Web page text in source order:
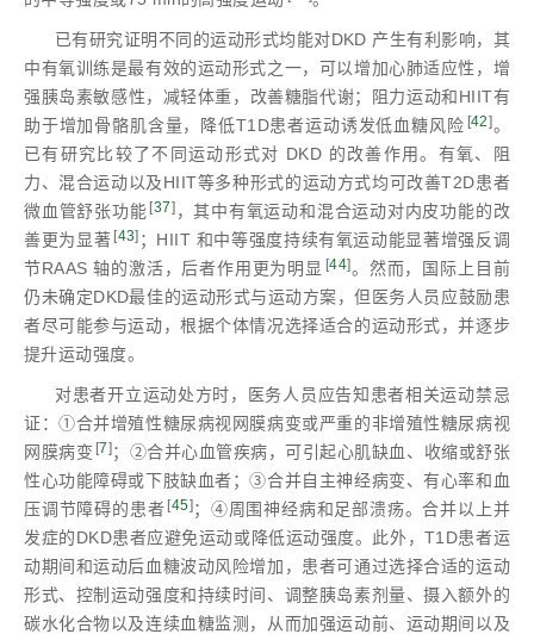
已有研究证明不同的运动形式均能对DKD 产生有利影响，其
中有氧训练是最有效的运动形式之一，可以增加心肺适应性，增
强胰岛素敏感性，减轻体重，改善糖脂代谢；阻力运动和HIIT有
助于增加骨骼肌含量，降低T1D患者运动诱发低血糖风险 [42]。
已有研究比较了不同运动形式对 DKD 的改善作用。有氧、阻
力、混合运动以及HIIT等多种形式的运动方式均可改善T2D患者
微血管舒张功能 [37] ，其中有氧运动和混合运动对内皮功能的改
善更为显著 [43] ；HIIT 和中等强度持续有氧运动能显著增强反调
节RAAS 轴的激活，后者作用更为明显 [44]。然而，国际上目前
仍未确定DKD最佳的运动形式与运动方案，但医务人员应鼓励患
者尽可能参与运动，根据个体情况选择适合的运动形式，并逐步
提升运动强度。
对患者开立运动处方时，医务人员应告知患者相关运动禁忌
证：①合并增殖性糖尿病视网膜病变或严重的非增殖性糖尿病视
网膜病变 [7]；②合并心血管疾病，可引起心肌缺血、收缩或舒张
性心功能障碍或下肢缺血者；③合并自主神经病变、有心率和血
压调节障碍的患者 [45]；④周围神经病和足部溃疡。合并以上并
发症的DKD患者应避免运动或降低运动强度。此外，T1D患者运
动期间和运动后血糖波动风险增加，患者可通过选择合适的运动
形式、控制运动强度和持续时间、调整胰岛素剂量、摄入额外的
碳水化合物以及连续血糖监测，从而加强运动前、运动期间以及